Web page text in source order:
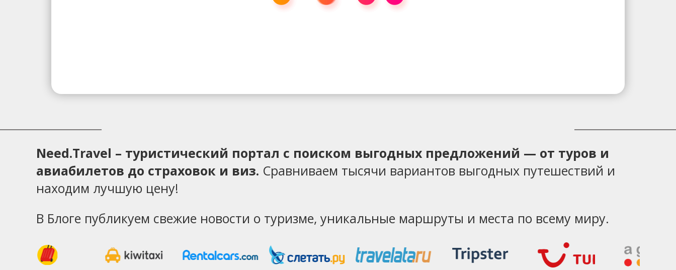
Need.Travel – туристический портал с поиском выгодных предложений — от туров и
авиабилетов до страховок и виз. Сравниваем тысячи вариантов выгодных путешествий и
находим лучшую цену!
В Блоге публикуем свежие новости о туризме, уникальные маршруты и места по всему миру.